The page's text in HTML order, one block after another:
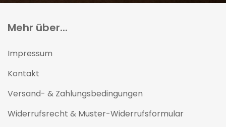
Mehr über...
Impressum
Kontakt
Versand- & Zahlungsbedingungen
Widerrufsrecht & Muster-Widerrufsformular